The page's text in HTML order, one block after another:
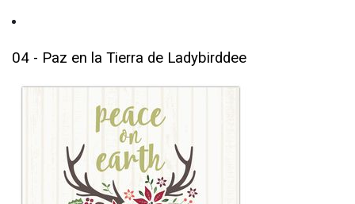
04 - Paz en la Tierra de Ladybirddee